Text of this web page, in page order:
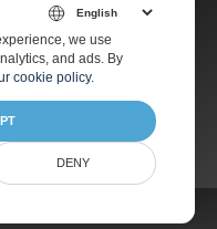
we use
and ads. By
cookie policy.
DENY